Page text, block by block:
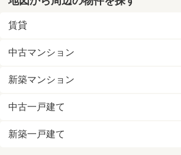
賃貸
中古マンション
新築マンション
中古一戸建て
新築一戸建て